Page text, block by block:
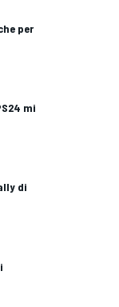
per
mi
di